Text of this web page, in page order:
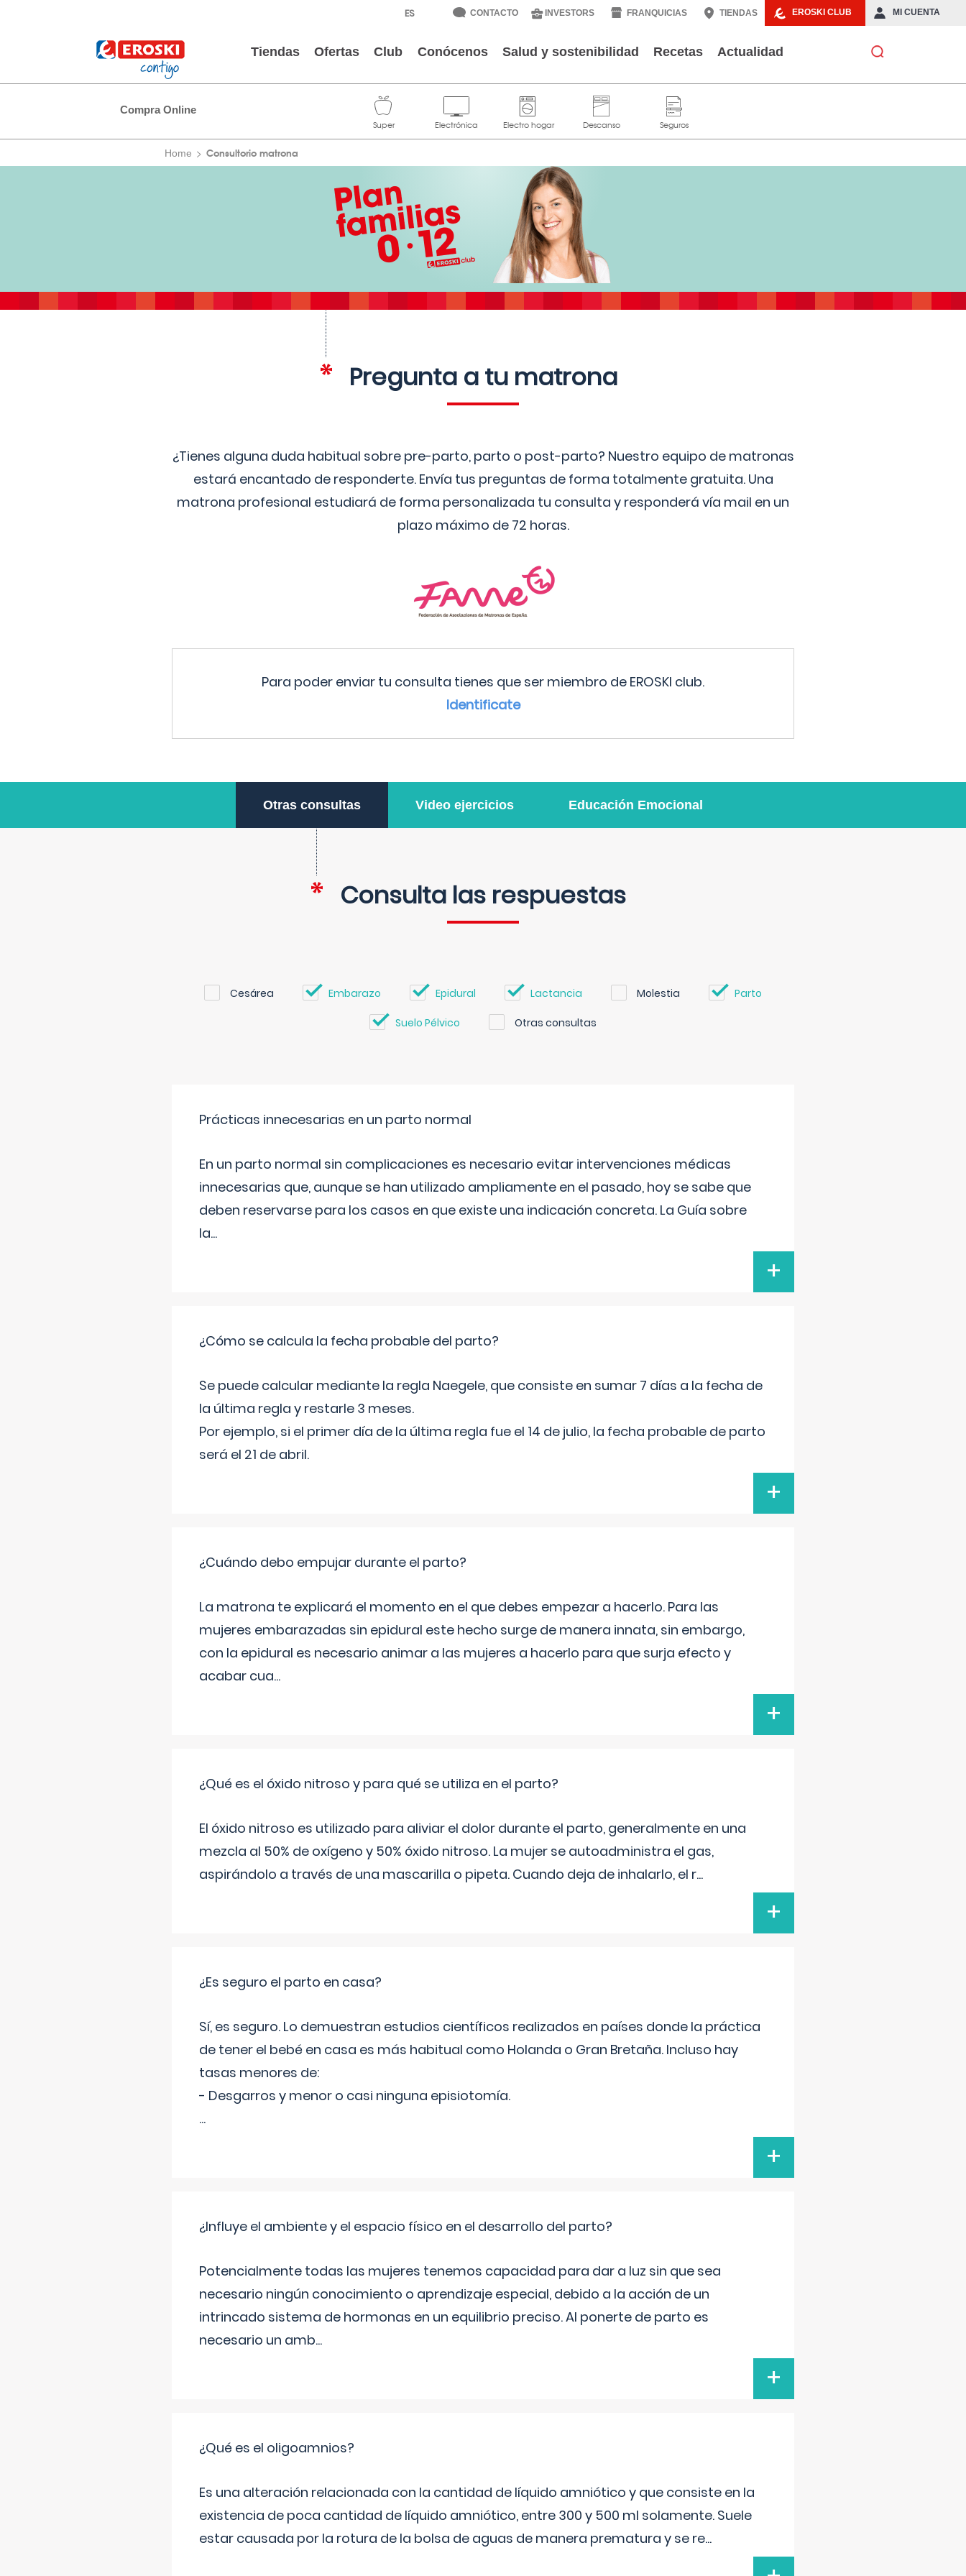
EROSKI CLUB MI CUENTA
CONTACTO INVESTORS FRANQUICIAS TIENDAS
Tiendas Ofertas Club Conócenos Salud y sostenibilidad Recetas Actualidad
Compra Online
Home Consultorio matrona
Pregunta a tu matrona
¿Tienes alguna duda habitual sobre pre-parto, parto o post-parto? Nuestro equipo de matronas
estará encantado de responderte. Envía tus preguntas de forma totalmente gratuita. Una
matrona profesional estudiará de forma personalizada tu consulta y responderá vía mail en un
plazo máximo de 72 horas.
Para poder enviar tu consulta tienes que ser miembro de EROSKI club.
Identificate
Otras consultas Video ejercicios Educación Emocional
Consulta las respuestas
Cesárea Embarazo Epidural Lactancia Molestia Parto
Suelo Pélvico Otras consultas
Prácticas innecesarias en un parto normal
En un parto normal sin complicaciones es necesario evitar intervenciones médicas
innecesarias que, aunque se han utilizado ampliamente en el pasado, hoy se sabe que
deben reservarse para los casos en que existe una indicación concreta. La Guía sobre
la...
+
¿Cómo se calcula la fecha probable del parto?
Se puede calcular mediante la regla Naegele, que consiste en sumar 7 días a la fecha de
la última regla y restarle 3 meses.
Por ejemplo, si el primer día de la última regla fue el 14 de julio, la fecha probable de parto
será el 21 de abril.
+
¿Cuándo debo empujar durante el parto?
La matrona te explicará el momento en el que debes empezar a hacerlo. Para las
mujeres embarazadas sin epidural este hecho surge de manera innata, sin embargo,
con la epidural es necesario animar a las mujeres a hacerlo para que surja efecto y
acabar cua...
+
¿Qué es el óxido nitroso y para qué se utiliza en el parto?
El óxido nitroso es utilizado para aliviar el dolor durante el parto, generalmente en una
mezcla al 50% de oxígeno y 50% óxido nitroso. La mujer se autoadministra el gas,
aspirándolo a través de una mascarilla o pipeta. Cuando deja de inhalarlo, el r...
+
¿Es seguro el parto en casa?
Sí, es seguro. Lo demuestran estudios científicos realizados en países donde la práctica
de tener el bebé en casa es más habitual como Holanda o Gran Bretaña. Incluso hay
tasas menores de:
- Desgarros y menor o casi ninguna episiotomía.
...
+
¿Influye el ambiente y el espacio físico en el desarrollo del parto?
Potencialmente todas las mujeres tenemos capacidad para dar a luz sin que sea
necesario ningún conocimiento o aprendizaje especial, debido a la acción de un
intrincado sistema de hormonas en un equilibrio preciso. Al ponerte de parto es
necesario un amb...
+
¿Qué es el oligoamnios?
Es una alteración relacionada con la cantidad de líquido amniótico y que consiste en la
existencia de poca cantidad de líquido amniótico, entre 300 y 500 ml solamente. Suele
estar causada por la rotura de la bolsa de aguas de manera prematura y se re...